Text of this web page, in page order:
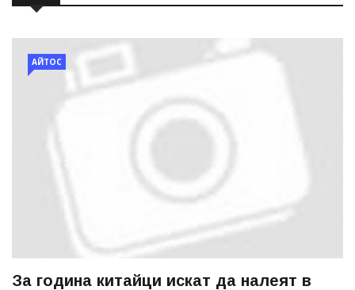
АЙТОС
За година китайци искат да налеят в